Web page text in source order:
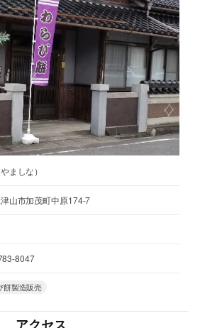
ましな）
山市加茂町中原174-7
8047
餅製造販売